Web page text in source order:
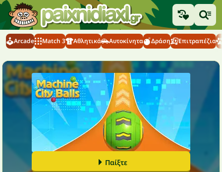
Arcade Match 3 Αθλητικά Αυτοκίνητα Δράση Επιτραπέζια
Παίξτε